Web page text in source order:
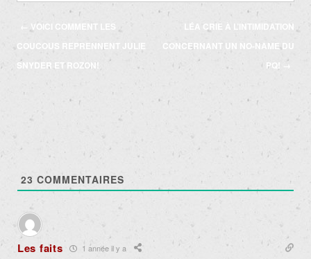
Navigation
des
articles
← VOICI COMMENT LES
COUCOUS REPRENNENT JULIE
SNYDER ET ROZON!
LÉA CRIE À L’INTIMIDATION
CONCERNANT UN NO-NAME DU
PQ! →
23 COMMENTAIRES
Les faits 1 année il y a